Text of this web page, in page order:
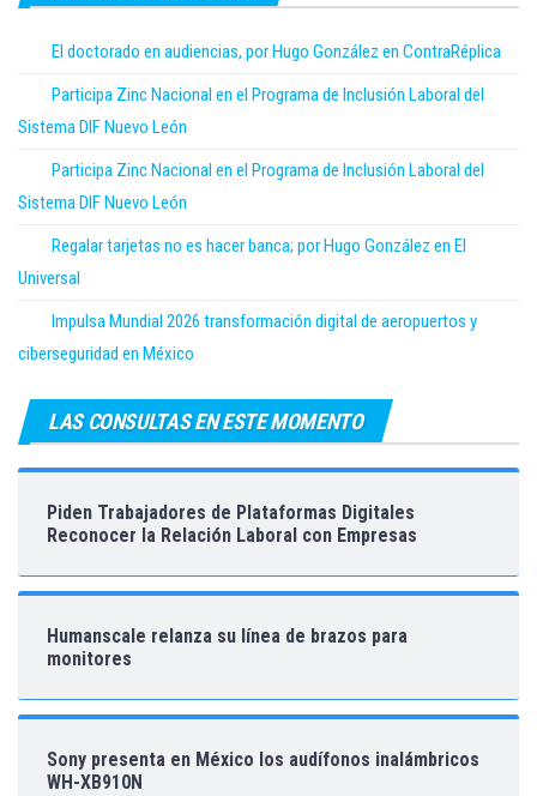
El doctorado en audiencias, por Hugo González en ContraRéplica
Participa Zinc Nacional en el Programa de Inclusión Laboral del
Sistema DIF Nuevo León
Participa Zinc Nacional en el Programa de Inclusión Laboral del
Sistema DIF Nuevo León
Regalar tarjetas no es hacer banca; por Hugo González en El
Universal
Impulsa Mundial 2026 transformación digital de aeropuertos y
ciberseguridad en México
LAS CONSULTAS EN ESTE MOMENTO
Piden Trabajadores de Plataformas Digitales
Reconocer la Relación Laboral con Empresas
Humanscale relanza su línea de brazos para
monitores
Sony presenta en México los audífonos inalámbricos
WH-XB910N